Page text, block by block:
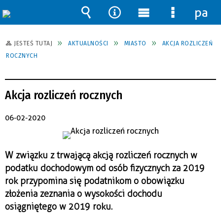
JESTEŚ TUTAJ AKTUALNOŚCI MIASTO
AKCJA ROZLICZEŃ
ROCZNYCH
Akcja rozliczeń rocznych
06-02-2020
W związku z trwającą akcją rozliczeń rocznych w
podatku dochodowym od osób fizycznych za 2019
rok przypomina się podatnikom o obowiązku
złożenia zeznania o wysokości dochodu
osiągniętego w 2019 roku.
Wyszukiwarka
Narzędzia
Menu
główne
Menu